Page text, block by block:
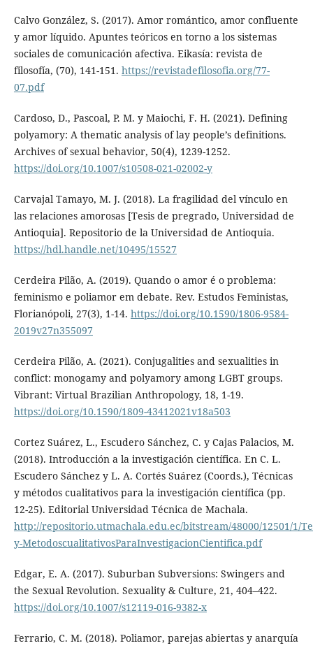
Calvo González, S. (2017). Amor romántico, amor confluente
y amor líquido. Apuntes teóricos en torno a los sistemas
sociales de comunicación afectiva. Eikasía: revista de
filosofía, (70), 141-151. https://revistadefilosofia.org/77-
07.pdf
Cardoso, D., Pascoal, P. M. y Maiochi, F. H. (2021). Defining
polyamory: A thematic analysis of lay people’s definitions.
Archives of sexual behavior, 50(4), 1239-1252.
https://doi.org/10.1007/s10508-021-02002-y
Carvajal Tamayo, M. J. (2018). La fragilidad del vínculo en
las relaciones amorosas [Tesis de pregrado, Universidad de
Antioquia]. Repositorio de la Universidad de Antioquia.
https://hdl.handle.net/10495/15527
Cerdeira Pilão, A. (2019). Quando o amor é o problema:
feminismo e poliamor em debate. Rev. Estudos Feministas,
Florianópoli, 27(3), 1-14. https://doi.org/10.1590/1806-9584-
2019v27n355097
Cerdeira Pilão, A. (2021). Conjugalities and sexualities in
conflict: monogamy and polyamory among LGBT groups.
Vibrant: Virtual Brazilian Anthropology, 18, 1-19.
https://doi.org/10.1590/1809-43412021v18a503
Cortez Suárez, L., Escudero Sánchez, C. y Cajas Palacios, M.
(2018). Introducción a la investigación científica. En C. L.
Escudero Sánchez y L. A. Cortés Suárez (Coords.), Técnicas
y métodos cualitativos para la investigación científica (pp.
12-25). Editorial Universidad Técnica de Machala.
http://repositorio.utmachala.edu.ec/bitstream/48000/12501/1/
y-MetodoscualitativosParaInvestigacionCientifica.pdf
Edgar, E. A. (2017). Suburban Subversions: Swingers and
the Sexual Revolution. Sexuality & Culture, 21, 404–422.
https://doi.org/10.1007/s12119-016-9382-x
Ferrario, C. M. (2018). Poliamor, parejas abiertas y anarquía